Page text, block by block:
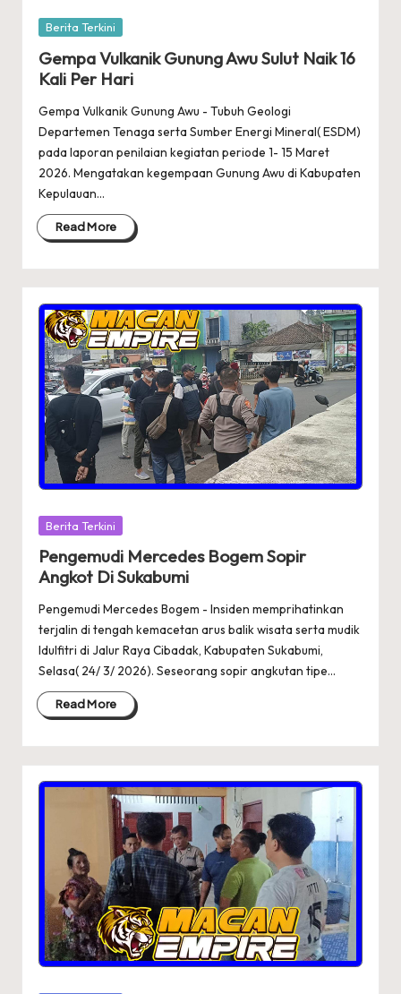
Posted
Berita Terkini
Gempa Vulkanik Gunung Awu Sulut Naik 16
Kali Per Hari
Gempa Vulkanik Gunung Awu - Tubuh Geologi
Departemen Tenaga serta Sumber Energi Mineral( ESDM)
pada laporan penilaian kegiatan periode 1- 15 Maret
2026. Mengatakan kegempaan Gunung Awu di Kabupaten
Kepulauan…
Read More
Posted
Berita Terkini
Pengemudi Mercedes Bogem Sopir
Angkot Di Sukabumi
Pengemudi Mercedes Bogem - Insiden memprihatinkan
terjalin di tengah kemacetan arus balik wisata serta mudik
Idulfitri di Jalur Raya Cibadak, Kabupaten Sukabumi,
Selasa( 24/ 3/ 2026). Seseorang sopir angkutan tipe…
Read More